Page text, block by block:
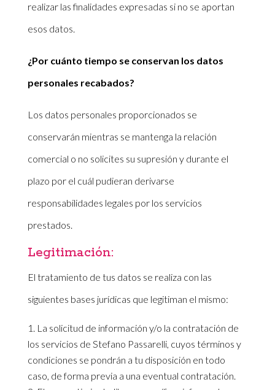
realizar las finalidades expresadas si no se aportan
esos datos.
¿Por cuánto tiempo se conservan los datos
personales recabados?
Los datos personales proporcionados se
conservarán mientras se mantenga la relación
comercial o no solicites su supresión y durante el
plazo por el cuál pudieran derivarse
responsabilidades legales por los servicios
prestados.
Legitimación:
El tratamiento de tus datos se realiza con las
siguientes bases jurídicas que legitiman el mismo:
La solicitud de información y/o la contratación de
los servicios de Stefano Passarelli, cuyos términos y
condiciones se pondrán a tu disposición en todo
caso, de forma previa a una eventual contratación.